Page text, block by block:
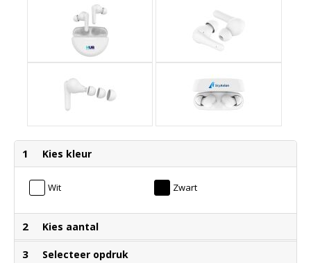
1 Kies kleur
Wit Zwart
2 Kies aantal
3 Selecteer opdruk